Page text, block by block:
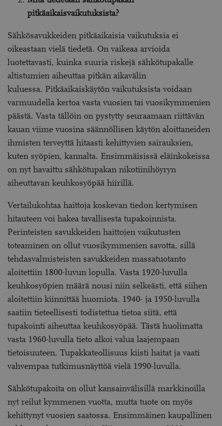
pitkäaikaisvaikutuksista?
Sähkösavukkeiden pitkäaikaisia vaikutuksia ei
oikeastaan vielä tiedetä. On vaikeaa arvioida
luotettavasti, kuinka suuria riskejä sähkötupakalle
altistumien aiheuttaa pitkän aikavälin
kuluessa. Pitkäaikaiskäytön vaikutuksista voidaan
varmuudella kertoa vasta vuosien tai vuosikymmenien
päästä. Vasta tällöin on pystytty seuraamaan riittävän
kauan viime vuosina säännöllisen käytön aloittaneiden
ihmisten terveyttä hitaasti kehittyvien sairauksien,
kuten syöpien, kannalta. Ensimmäisissä eläinkokeissa
on nyt havaittu sähkötupakan nikotiinihöyryn
aiheuttavan keuhkosyöpää hiirillä.
Vertailukohtaa haittoja koskevan tiedon kertymisen
hitauteen voi hakea tavallisesta tupakoinnista.
Perinteisten savukkeiden haittojen vaikutusten
toteaminen on ollut vuosikymmenien savotta, sillä
tehdasvalmisteisten savukkeiden massatuotanto
aloitettiin 1800-luvun lopulla. Vasta 1920-luvulla
keuhkosyöpien määrä nousi niin selkeästi, että siihen
aloitettiin kiinnittää huomiota. 1940- ja 1950-luvulla
saatiin tieteellisesti todistettua tietoa siitä, että
tupakointi aiheuttaa keuhkosyöpää. Tästä huolimatta
vasta 1960-luvulla tieto alkoi valua laajempaan
tietoisuuteen. Tupakkateollisuus kiisti haitat ja vaati
vahvempaa tutkimusnäyttöä vielä 1990-luvulla.
Sähkötupakoita on ollut kansainvälisillä markkinoilla
nyt reilut kymmenen vuotta, mutta tuote on myös
kehittynyt vuosien saatossa. Ensimmäinen kaupallinen